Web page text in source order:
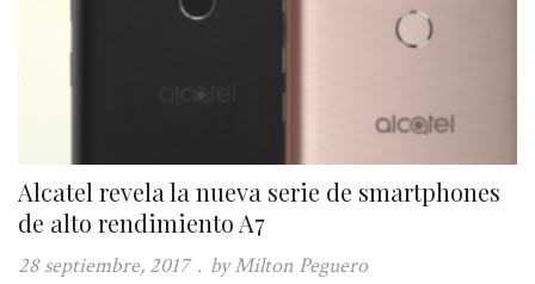
Alcatel revela la nueva serie de smartphones
de alto rendimiento A7
28 septiembre, 2017 . by Milton Peguero